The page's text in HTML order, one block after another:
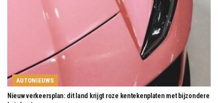
AUTONIEUWS
Nieuw verkeersplan: dit land krijgt roze kentekenplaten met bijzondere